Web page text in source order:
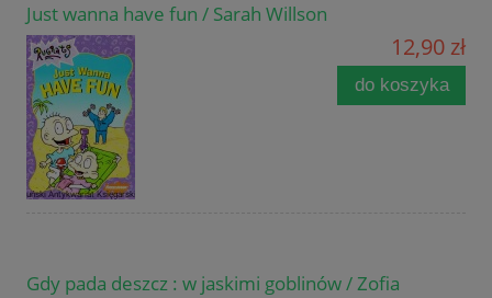
Just wanna have fun / Sarah Willson
12,90 zł
do koszyka
Gdy pada deszcz : w jaskimi goblinów / Zofia